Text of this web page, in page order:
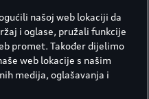
S tronic
našoj web lokaciji da
i oglase, pružali funkcije
promet. Također dijelimo
web lokacije s našim
medija, oglašavanja i